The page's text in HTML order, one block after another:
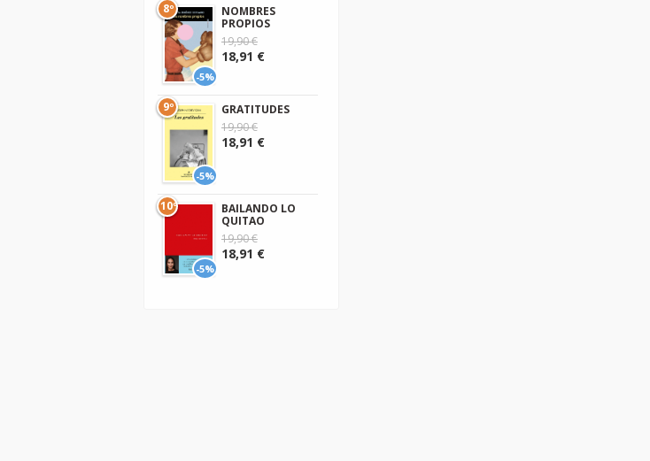
-5%
8º
NOMBRES
PROPIOS
19,90 €
18,91 €
-5%
9º
GRATITUDES
19,90 €
18,91 €
-5%
10º
BAILANDO LO
QUITAO
19,90 €
18,91 €